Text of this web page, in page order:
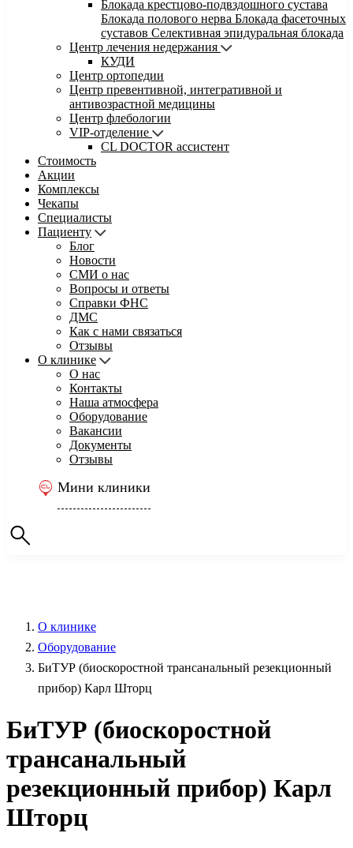
Блокада крестцово-подвздошного сустава
Блокада полового нерва Блокада фасеточных
суставов Селективная эпидуральная блокада
Центр лечения недержания
КУДИ
Центр ортопедии
Центр превентивной, интегративной и
антивозрастной медицины
Центр флебологии
VIP-отделение
CL DOCTOR ассистент
Стоимость
Акции
Комплексы
Чекапы
Специалисты
Пациенту
Блог
Новости
СМИ о нас
Вопросы и ответы
Справки ФНС
ДМС
Как с нами связаться
Отзывы
О клинике
О нас
Контакты
Наша атмосфера
Оборудование
Вакансии
Документы
Отзывы
Мини клиники
О клинике
Оборудование
БиТУР (биоскоростной трансанальный резекционный
прибор) Карл Шторц
БиТУР (биоскоростной
трансанальный
резекционный прибор) Карл
Шторц